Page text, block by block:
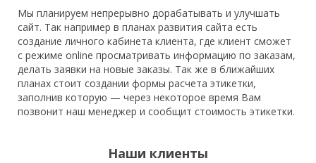
Мы планируем непрерывно дорабатывать и улучшать
сайт. Так например в планах развития сайта есть
создание личного кабинета клиента, где клиент сможет
с режиме online просматривать информацию по заказам,
делать заявки на новые заказы. Так же в ближайших
планах стоит создании формы расчета этикетки,
заполнив которую — через некоторое время Вам
позвонит наш менеджер и сообщит стоимость этикетки.
Наши клиенты